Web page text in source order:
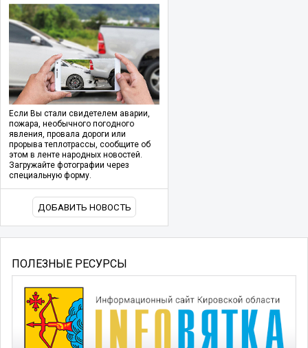
Если Вы стали свидетелем аварии,
пожара, необычного погодного
явления, провала дороги или
прорыва теплотрассы, сообщите об
этом в ленте народных новостей.
Загружайте фотографии через
специальную форму.
ДОБАВИТЬ НОВОСТЬ
ПОЛЕЗНЫЕ РЕСУРСЫ